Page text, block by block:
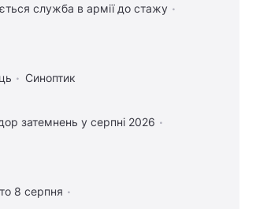
служба в армії до стажу
Синоптик
затемнень у серпні 2026
8 серпня